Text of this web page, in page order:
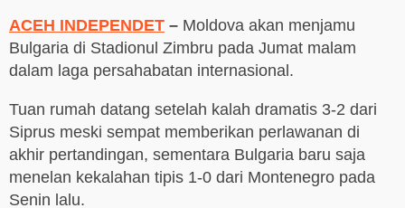
ACEH INDEPENDET – Moldova akan menjamu
Bulgaria di Stadionul Zimbru pada Jumat malam
dalam laga persahabatan internasional.
Tuan rumah datang setelah kalah dramatis 3-2 dari
Siprus meski sempat memberikan perlawanan di
akhir pertandingan, sementara Bulgaria baru saja
menelan kekalahan tipis 1-0 dari Montenegro pada
Senin lalu.